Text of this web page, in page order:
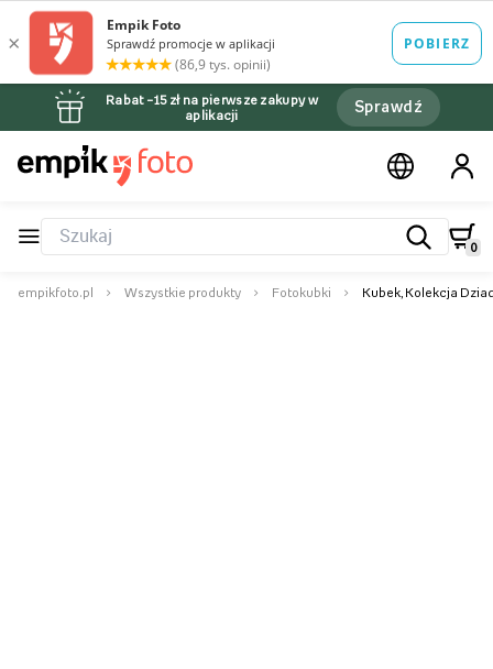
Rabat –15 zł na pierwsze zakupy w
aplikacji
Sprawdź
0
empikfoto.pl Wszystkie produkty Fotokubki Kubek, Kolekcja